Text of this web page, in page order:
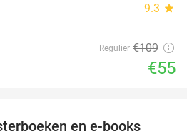
9.3 star
Regulier €109
€55
en e-books